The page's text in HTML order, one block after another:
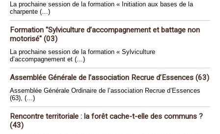
La prochaine session de la formation « Initiation aux bases de la
charpente (…)
Formation "Sylviculture d’accompagnement et battage non
motorisé" (03)
La prochaine session de la formation « Sylviculture
d’accompagnement et (…)
Assemblée Générale de l’association Recrue d’Essences (63)
Assemblée Générale Ordinaire de l’association Recrue d’Essences
(63), (…)
Rencontre territoriale : la forêt cache-t-elle des communs ?
(43)